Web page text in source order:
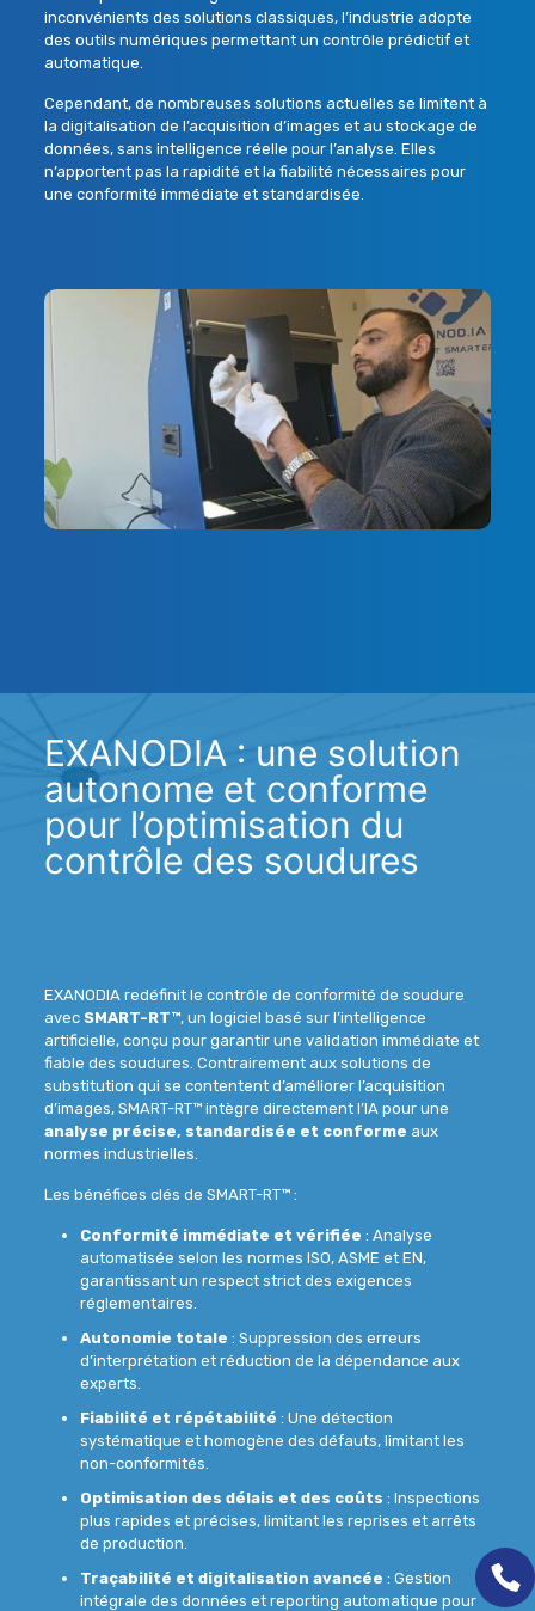
inconvénients des solutions classiques, l’industrie adopte
des outils numériques permettant un contrôle prédictif et
automatique.
Cependant, de nombreuses solutions actuelles se limitent à
la digitalisation de l’acquisition d’images et au stockage de
données, sans intelligence réelle pour l’analyse. Elles
n’apportent pas la rapidité et la fiabilité nécessaires pour
une conformité immédiate et standardisée.
EXANODIA : une solution
autonome et conforme
pour l’optimisation du
contrôle des soudures
EXANODIA redéfinit le contrôle de conformité de soudure
avec SMART-RT™, un logiciel basé sur l’intelligence
artificielle, conçu pour garantir une validation immédiate et
fiable des soudures . Contrairement aux solutions de
substitution qui se contentent d’améliorer l’acquisition
d’images, SMART-RT™ intègre directement l’IA pour une
analyse précise, standardisée et conforme aux
normes industrielles
Les bénéfices clés de SMART-RT™ :
Conformité immédiate et vérifiée : Analyse
automatisée selon les normes ISO, ASME et EN,
garantissant un respect strict des exigences
réglementaires.
Autonomie totale : Suppression des erreurs
d’interprétation et réduction de la dépendance aux
experts.
Fiabilité et répétabilité : Une détection
systématique et homogène des défauts, limitant les
non-conformités.
Optimisation des délais et des coûts : Inspections
plus rapides et précises, limitant les reprises et arrêts
de production.
Traçabilité et digitalisation avancée : Gestion
intégrale des données et reporting automatique pour